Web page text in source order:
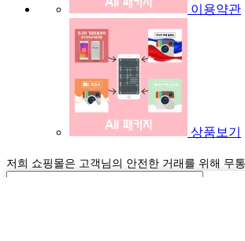
이용약관
상품보기
저희 쇼핑몰은 고객님의 안전한 거래를 위해 무